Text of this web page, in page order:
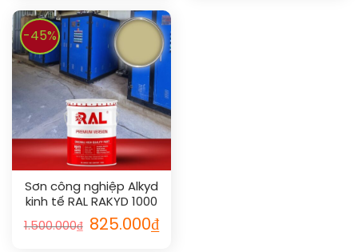
-45%
Sơn công nghiệp Alkyd
kinh tế RAL RAKYD 1000
1.500.000₫ 825.000₫